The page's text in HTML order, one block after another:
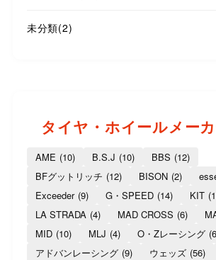
未分類(2)
タイヤ・ホイールメー
AME (10) B.S.J (10) BBS (12)
BFグットリッチ (12) BISON (2)
Exceeder (9) G・SPEED (14) KIT
LA STRADA (4) MAD CROSS (6)
MID (10) MLJ (4) O・Zレーシング
アドバンレーシング (9) ウェッズ (56)